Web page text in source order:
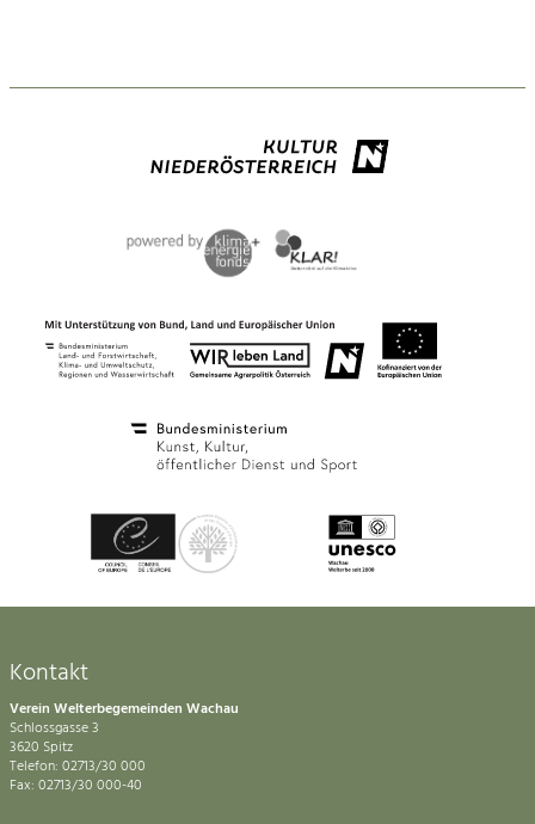
Kontakt
Verein Welterbegemeinden Wachau
Schlossgasse 3
3620 Spitz
Telefon: 02713/30 000
Fax: 02713/30 000-40